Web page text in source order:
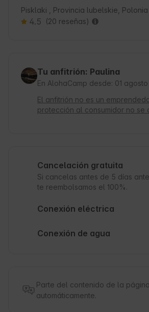
Pisklaki , Provincia lubelskie, Polonia
4.5 (20 reseñas)
Tu anfitrión: Paulina
En AlohaCamp desde: 01
El anfitrión no es un
protección al consumidor no se
Cancelación gratuita
Si cancelas antes de 5 días
te reembolsamos el 100%.
Conexión eléctrica
Conexión de agua
Parte del contenido de la
automáticamente.